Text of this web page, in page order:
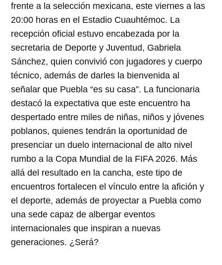
frente a la selección mexicana, este viernes a las
20:00 horas en el Estadio Cuauhtémoc. La
recepción oficial estuvo encabezada por la
secretaria de Deporte y Juventud, Gabriela
Sánchez, quien convivió con jugadores y cuerpo
técnico, además de darles la bienvenida al
señalar que Puebla “es su casa”. La funcionaria
destacó la expectativa que este encuentro ha
despertado entre miles de niñas, niños y jóvenes
poblanos, quienes tendrán la oportunidad de
presenciar un duelo internacional de alto nivel
rumbo a la Copa Mundial de la FIFA 2026. Más
allá del resultado en la cancha, este tipo de
encuentros fortalecen el vínculo entre la afición y
el deporte, además de proyectar a Puebla como
una sede capaz de albergar eventos
internacionales que inspiran a nuevas
generaciones. ¿Será?